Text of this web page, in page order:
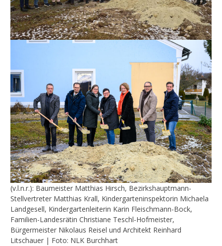
(v.l.n.r.): Baumeister Matthias Hirsch, Bezirkshauptmann-
Stellvertreter Matthias Krall, Kindergarteninspektorin Michaela
Landgesell, Kindergartenleiterin Karin Fleischmann-Bock,
Familien-Landesrätin Christiane Teschl-Hofmeister,
Bürgermeister Nikolaus Reisel und Architekt Reinhard
Litschauer | Foto: NLK Burchhart